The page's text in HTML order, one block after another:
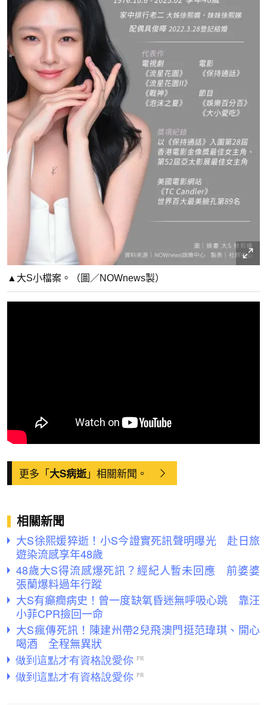
▲大S小檔案。（圖／NOWnews製）
更多「大S病逝」相關新聞。
相關新聞
大S徐熙媛猝逝！小S今證實死訊聲明曝光 赴日旅
遊染流感享年48歲
48歲大S得流感爆死訊？經紀人暫未回應 前婆婆
張蘭爆料過年行蹤
大S有癲癇病史！曾一度缺氧昏迷無呼吸心跳 靠汪
小菲CPR撿回一命
大S瘋傳死訊！陳建州帶2兒飛澳門挺范瑋琪、開心
喝酒 全程無異狀